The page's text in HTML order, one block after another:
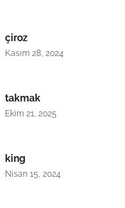
çiroz
Kasım 28, 2024
takmak
Ekim 21, 2025
king
Nisan 15, 2024